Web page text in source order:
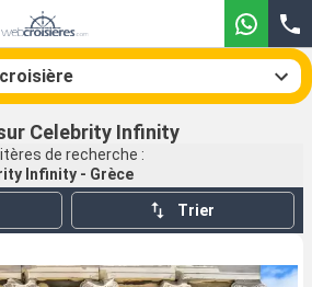
Celebrity Infinity
de recherche :
Infinity - Grèce
Trier